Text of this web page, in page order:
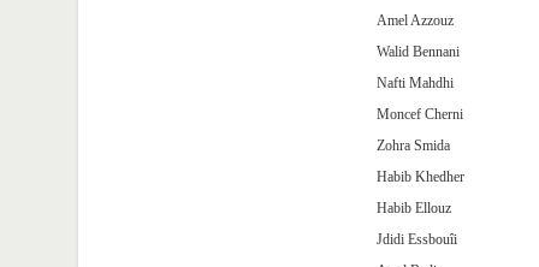
Amel Azzouz
Walid Bennani
Nafti Mahdhi
Moncef Cherni
Zohra Smida
Habib Khedher
Habib Ellouz
Jdidi Essbouîi